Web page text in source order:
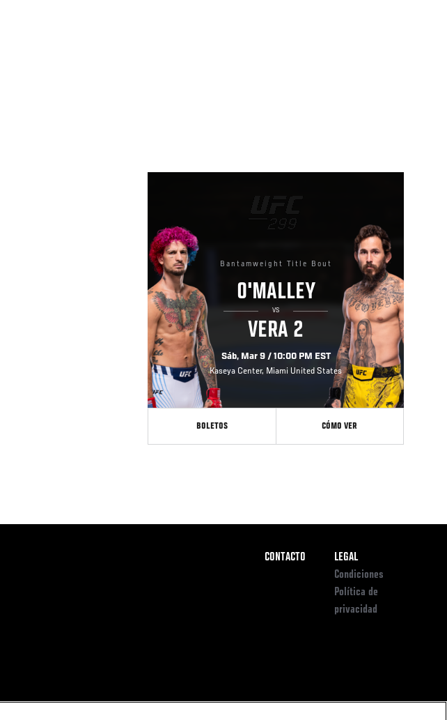
Bantamweight Title Bout
O'MALLEY
VS
VERA 2
Sáb, Mar 9 / 10:00 PM EST
Kaseya Center, Miami United States
BOLETOS CÓMO VER
Pie
CONTACTO
LEGAL
Condiciones
Política de
privacidad